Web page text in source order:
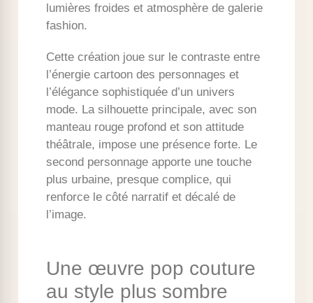
lumières froides et atmosphère de galerie
fashion.
Cette création joue sur le contraste entre
l’énergie cartoon des personnages et
l’élégance sophistiquée d’un univers
mode. La silhouette principale, avec son
manteau rouge profond et son attitude
théâtrale, impose une présence forte. Le
second personnage apporte une touche
plus urbaine, presque complice, qui
renforce le côté narratif et décalé de
l’image.
Une œuvre pop couture
au style plus sombre